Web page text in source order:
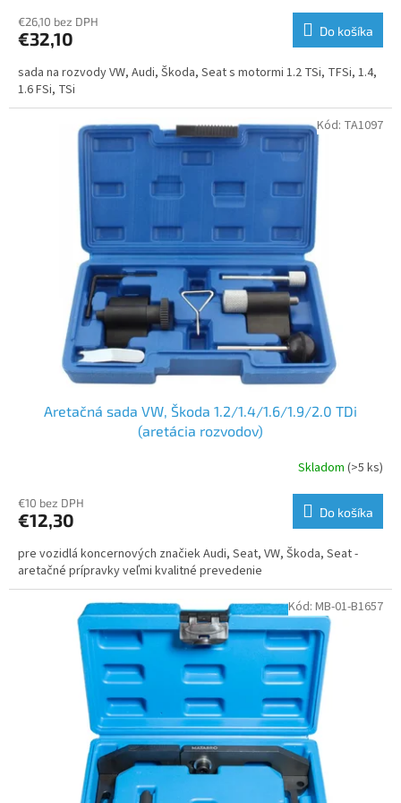
€26,10 bez DPH
€32,10 Do košíka
sada na rozvody VW, Audi, Škoda, Seat s motormi 1.2 TSi, TFSi, 1.4,
1.6 FSi, TSi
Aretačná sada VW, Škoda 1.2/1.4/1.6/1.9/2.0 TDi
(aretácia rozvodov)
Skladom (>5 ks)
€10 bez DPH
€12,30 Do košíka
pre vozidlá koncernových značiek Audi, Seat, VW, Škoda, Seat -
aretačné prípravky veľmi kvalitné prevedenie
Kód: TA1097
Kód: MB-01-B1657